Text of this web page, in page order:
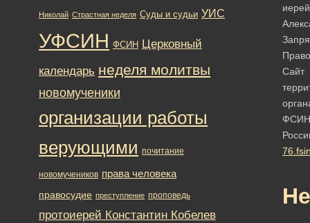
иерей
Сайт
ФСИН
Николай Страстная неделя Суды и судьи УИС
УФСИН ФСИН Церковный
календарь неделя молитвы
новомученики
организации работы
верующими почитание
новомучеников права человека
правосудие преступление проповедь
протоиерей Константин Кобелев